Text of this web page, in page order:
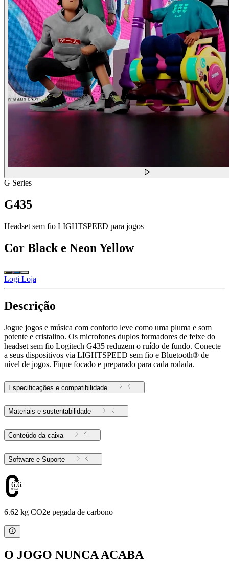
G Series
G435
Headset sem fio LIGHTSPEED para jogos
Cor Black e Neon Yellow
Logi Loja
Descrição
Jogue jogos e música com conforto leve como uma pluma e som
potente e cristalino. Os microfones duplos formadores de feixe do
headset sem fio Logitech G435 reduzem o ruído de fundo. Conecte
a seus dispositivos via LIGHTSPEED sem fio e Bluetooth® de
nível de jogos. Fique focado e preparado para cada rodada.
Especificações e compatibilidade
Materiais e sustentabilidade
Conteúdo da caixa
Software e Suporte
6.62
6.62 kg CO2e pegada de carbono
O JOGO NUNCA ACABA